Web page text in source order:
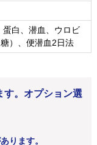
蛋白、潜血、ウロビ
）、便潜血2日法
す。オプション選
ります。